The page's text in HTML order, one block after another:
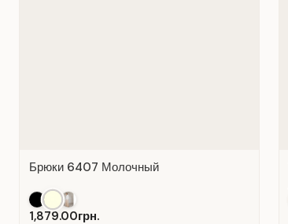
Брюки 6407 Молочный
1,879.00грн.